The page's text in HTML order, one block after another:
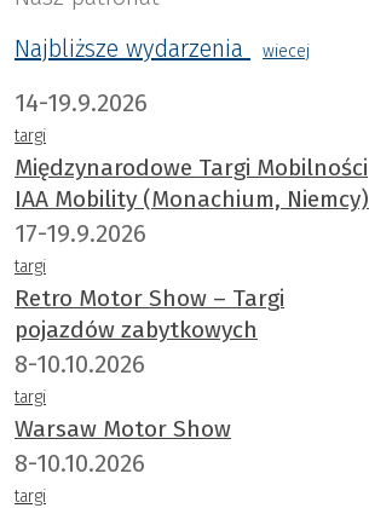
Najbliższe wydarzenia
wiecej
14-19.9.2026
targi
Międzynarodowe Targi Mobilności
IAA Mobility (Monachium, Niemcy)
17-19.9.2026
targi
Retro Motor Show – Targi
pojazdów zabytkowych
8-10.10.2026
targi
Warsaw Motor Show
8-10.10.2026
targi